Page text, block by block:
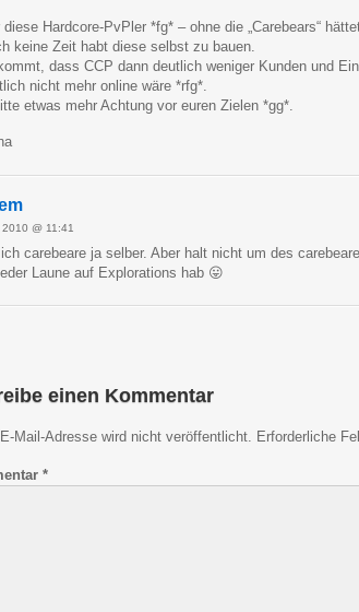
diese Hardcore-PvPler *fg* – ohne die „Carebears“
keine Zeit habt diese selbst zu bauen.
dass CCP dann deutlich weniger Kunden und
nicht mehr online wäre *rfg*.
etwas mehr Achtung vor euren Zielen *gg*.
@ 11:41
ich carebeare ja selber. Aber halt nicht um des
Laune auf Explorations hab 😛
einen Kommentar
Mail-Adresse wird nicht veröffentlicht. Erforderliche
*